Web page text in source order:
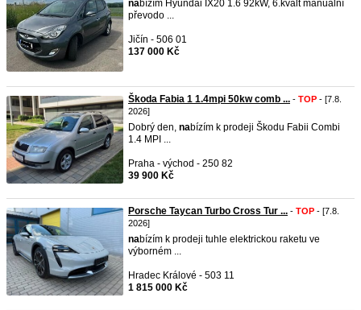
nabízím Hyundai IX20 1.6 92kW, 6.kvalt manuální
převodo ...
Jičín - 506 01
137 000 Kč
Škoda Fabia 1 1.4mpi 50kw comb ... - TOP - [7.8.
2026]
Dobrý den, nabízím k prodeji Škodu Fabii Combi
1.4 MPI ...
Praha - východ - 250 82
39 900 Kč
Porsche Taycan Turbo Cross Tur ... - TOP - [7.8.
2026]
nabízím k prodeji tuhle elektrickou raketu ve
výborném ...
Hradec Králové - 503 11
1 815 000 Kč